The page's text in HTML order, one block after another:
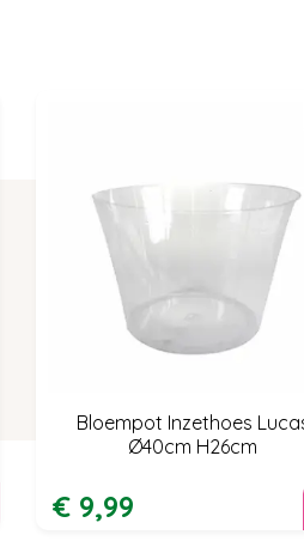
Bloempot Inzethoes
Ø40cm H26cm
€ 9,99